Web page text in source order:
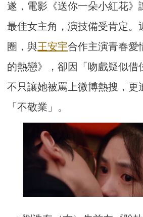
遂，電影《送你一朵小紅花》
最佳女主角，演技備受肯定。
圈，與王安宇合作主演青春愛
的熱戀》，卻因「吻戲疑似借
不只讓她被罵上微博熱搜，更
「不敬業」。